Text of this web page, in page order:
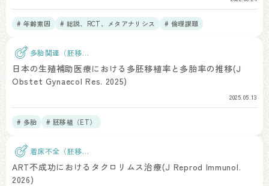
# 年齢素因 # 総説、RCT、メタアナリシス # 倫理課題
多胎関連（胚移
植）
日本の生殖補助医療における多胚移植率と多胎率の推移(J
Obstet Gynaecol Res. 2025)
2025.05.13
# 多胎 # 胚移植（ET）
着床不全（胚移
植）
ART不成功におけるタクロリムス治療(J Reprod Immunol.
2026)